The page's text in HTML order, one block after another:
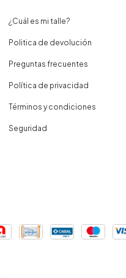
¿Cuál es mi talle?
Politica de devolución
Preguntas frecuentes
Política de privacidad
Términos y condiciones
Seguridad